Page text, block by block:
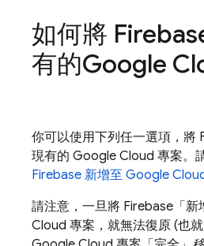
如何將
有的Google
你可以使用下列任一選項，將
現有的 Google Cloud 專案。
Firebase 新增至 Google
請注意，一旦將 Firebase「新
Cloud 專案，就無法復原 (也